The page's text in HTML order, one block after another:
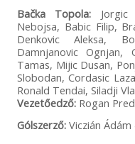
Bačka Topola:
Nebojsa, Babic Filip,
Denkovic Aleksa,
Damnjanovic Ognjan,
Tamas, Mijic Dusan,
Slobodan, Cordasic
Ronald Tendai, Siladji
Vezetőedző: Rogan
Gólszerző:Viczián Ádám